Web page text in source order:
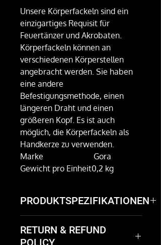
Unsere Körperfackeln sind ein
einzigartiges Requisit für
Feuertänzer und Akrobaten.
Körperfackeln können an
verschiedenen Körperstellen
angebracht werden. Sie haben
eine andere
Befestigungsmethode, einen
längeren Draht und einen
größeren Kopf. Es ist auch
möglich, die Körperfackeln als
Handkerze zu verwenden.
Marke
Gora
Gewicht pro Einheit0,2 kg
PRODUKTSPEZIFIKATIONEN
RETURN & REFUND
POLICY